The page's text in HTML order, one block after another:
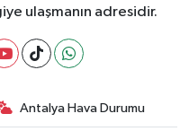
ulaşmanın adresidir.
Antalya Hava Durumu